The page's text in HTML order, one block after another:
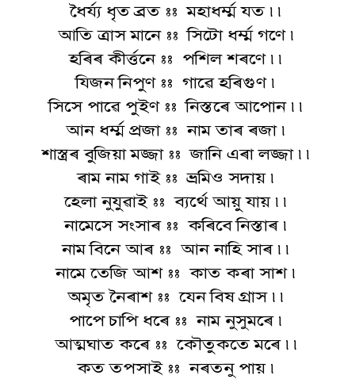
ধৈৰ্য্য ধৃত ব্ৰত :: মহাধৰ্ম্ম যত ৷৷
আতি ত্ৰাস মানে :: সিটো ধৰ্ম্ম গণে ৷
হৰিৰ কীৰ্ত্তনে :: পশিল শৰণে ৷৷
যিজন নিপুণ :: গাৱে হৰিগুণ ৷
সিসে পাৱে পুইণ :: নিস্তৰে আপোন ৷৷
আন ধৰ্ম্ম প্ৰজা :: নাম তাৰ ৰজা ৷
শাস্ত্ৰৰ বুজিয়া মজ্জা :: জানি এৰা লজ্জা ৷৷
ৰাম নাম গাই :: ভ্ৰমিও সদায় ৷
হেলা নুযুৱাই :: ব্যৰ্থে আয়ু যায় ৷৷
নামেসে সংসাৰ :: কৰিবে নিস্তাৰ ৷
নাম বিনে আৰ :: আন নাহি সাৰ ৷৷
নামে তেজি আশ :: কাত কৰা সাশ ৷
অমৃত নৈৰাশ :: যেন বিষ গ্ৰাস ৷৷
পাপে চাপি ধৰে :: নাম নুসুমৰে ৷
আত্মঘাত কৰে :: কৌতুকতে মৰে ৷৷
কত তপসাই :: নৰতনু পায় ৷